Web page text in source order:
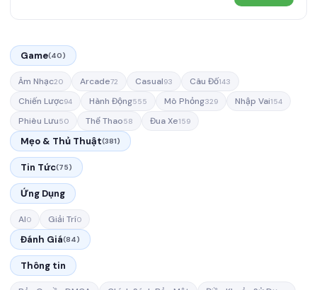
Game(40)
Âm Nhạc20 Arcade72 Casual93 Câu Đố143
Chiến Lược94 Hành Động555 Mô Phỏng329 Nhập Vai154
Phiêu Lưu50 Thể Thao58 Đua Xe159
Mẹo & Thủ Thuật(381)
Tin Tức(75)
Ứng Dụng
AI0 Giải Trí0
Đánh Giá(84)
Thông tin